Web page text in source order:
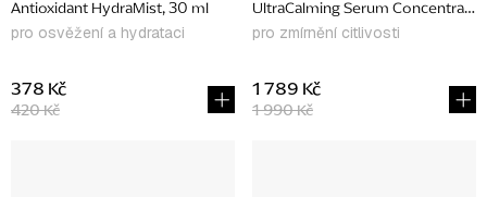
Antioxidant HydraMist, 30 ml
pro osvěžení a hydrataci
420 Kč
378 Kč
UltraCalming Serum
pro zmírnění citlivosti
1 990 Kč
1 789 Kč